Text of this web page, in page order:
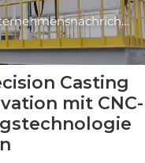
Casting
mit CNC-